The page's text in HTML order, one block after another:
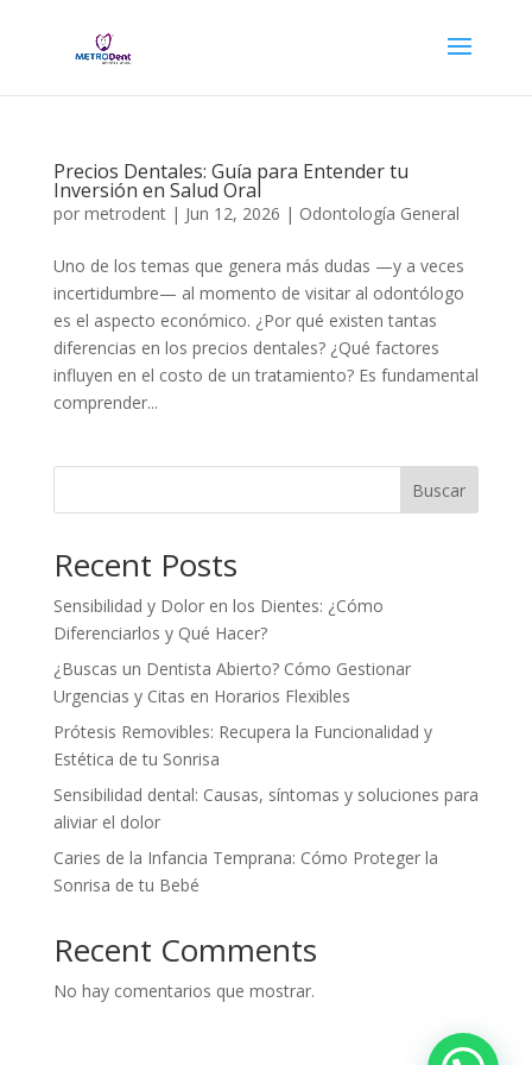
Precios Dentales: Guía para Entender tu
Inversión en Salud Oral
por metrodent| Jun 12, 2026 | Odontología General
Uno de los temas que genera más dudas —y a veces
incertidumbre— al momento de visitar al odontólogo
es el aspecto económico. ¿Por qué existen tantas
diferencias en los precios dentales? ¿Qué factores
influyen en el costo de un tratamiento? Es fundamental
comprender...
Buscar
Recent Posts
Sensibilidad y Dolor en los Dientes: ¿Cómo
Diferenciarlos y Qué Hacer?
¿Buscas un Dentista Abierto? Cómo Gestionar
Urgencias y Citas en Horarios Flexibles
Prótesis Removibles: Recupera la Funcionalidad y
Estética de tu Sonrisa
Sensibilidad dental: Causas, síntomas y soluciones para
aliviar el dolor
Caries de la Infancia Temprana: Cómo Proteger la
Sonrisa de tu Bebé
Recent Comments
No hay comentarios que mostrar.